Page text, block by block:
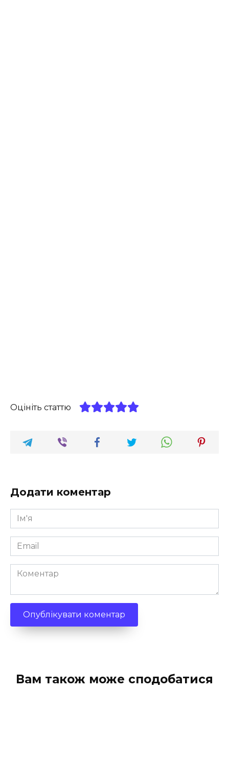
Оцініть статтю
Додати коментар
Ім'я
*
Email
*
Коментар
Вам також може сподобатися